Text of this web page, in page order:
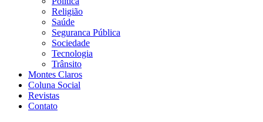
Religião
Saúde
Seguranca Pública
Sociedade
Tecnologia
Trânsito
Montes Claros
Coluna Social
Revistas
Contato